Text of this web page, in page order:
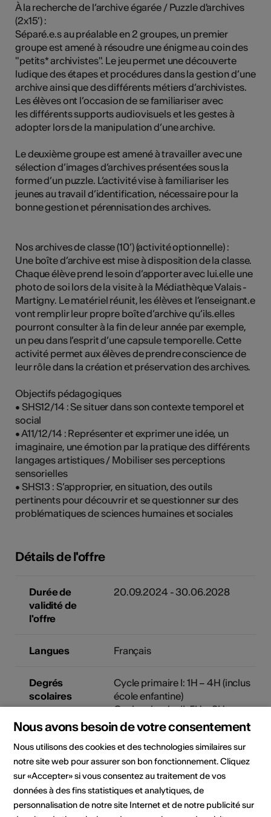
À la recherche de l’archive égarée / Puzzle d'archives
(2x15’) :
Séparé.e.s au préalable en 2 groupes, un premier
groupe est amené à résoudre une énigme au coin des
"petits* archivistes". Le jeu permet une découverte
ludique des étapes et procédures dans la gestion d’une
archive ainsi que des différents métiers d’archivistes.
Les élèves ont l’occasion de se familiariser avec
les différents supports audiovisuels et les gestes à
adopter lors de la manipulation d’une archive.
Le deuxième groupe est amené à travailler avec une
sélection d’images d’archives présentées sous la
forme d’un puzzle. L’activité vise à familiariser les
jeunes au travail d’identification, nécessaire pour la
bonne gestion et pérennisation des archives.
Nos archives de classe (10’) (activité optionnelle) :
Une boîte d’archive est mise à disposition de la classe.
Chaque élève prend le soin d’apporter avec lui.elle une
photo de soi lors de la visite à la Médiathèque Valais -
Martigny. Le matériel réunit, les élèves et l’enseignant.e
vont remplir leur propre boîte d’archive qu’ils.elles
pourront consulter à la fin de leur année par exemple,
un peu dans l’esprit d’une capsule temporelle. Cette
activité permet aux élèves de prendre conscience de
leur rôle dans la création et préservation des archives.
Objectifs pédagogiques
• SHS12/14 : Se situer dans son contexte temporel et
social
• A11/12/14 : Représenter et exprimer une idée, un
imaginaire, une émotion par la pratique des différents
langages artistiques / Mobiliser ses perceptions
sensorielles
• SHS13 : S’approprier, en situation, des outils
pertinents pour découvrir et se questionner sur des
problématiques de sciences humaines et sociales
Détails de l'offre
Durée de
validité de
l'offre
20.09.2024 - 30.06.2028
Langues Français
Degrés
scolaires
Cycle primaire I: 1H – 4H (inclus
école enfantine)
Cycle primaire II: 5H – 8H
Prix Gratuit
Durée de
l'activité en
périodes
d'enseignement
1 heure
Nous avons besoin de votre consentement
Nous utilisons des cookies et des technologies similaires sur
notre site web pour assurer son bon fonctionnement. Cliquez
sur «Accepter» si vous consentez au traitement de vos
données à des fins statistiques et analytiques, de
personnalisation de notre site Internet et de notre publicité sur